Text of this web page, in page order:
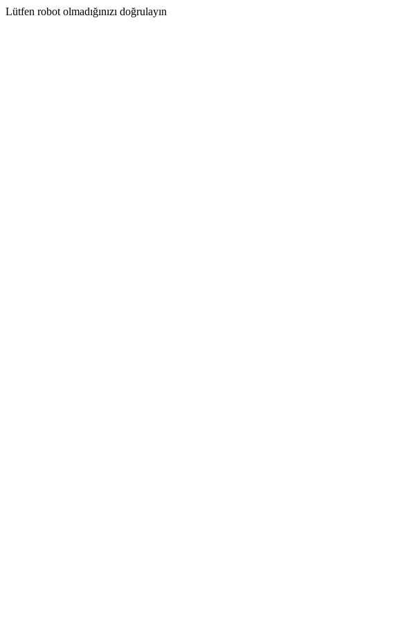
Lütfen robot olmadığınızı doğrulayın